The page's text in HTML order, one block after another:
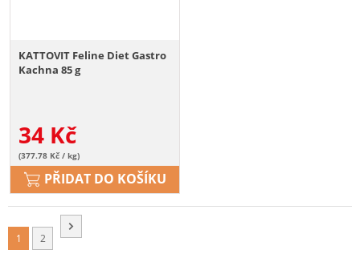
KATTOVIT Feline Diet Gastro
Kachna 85 g
34 Kč
(377.78 Kč / kg)
PŘIDAT DO KOŠÍKU
1 2